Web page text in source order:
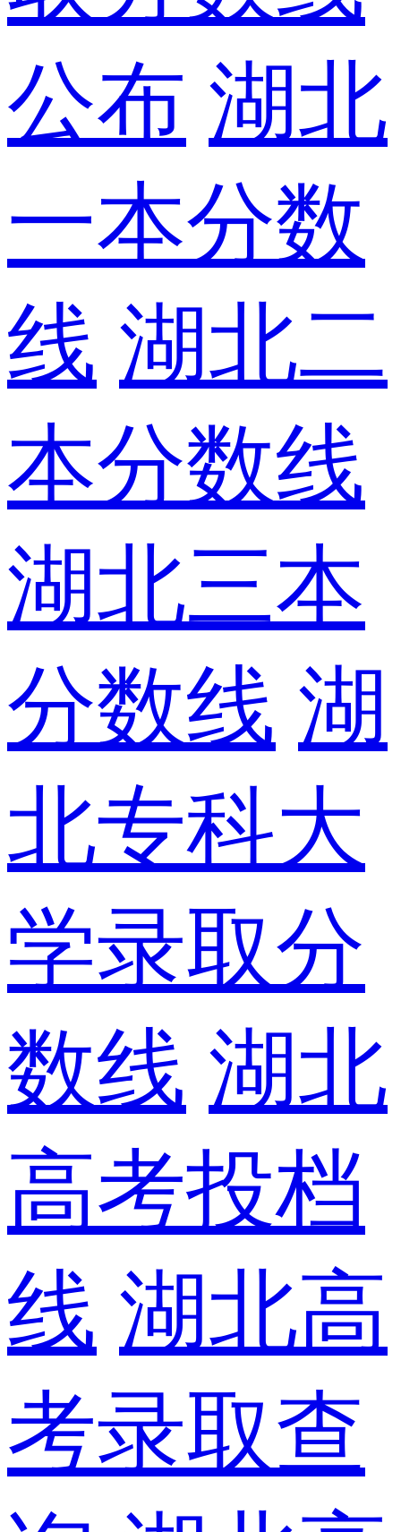
公布 湖北
一本分数
线 湖北二
本分数线
湖北三本
分数线 湖
北专科大
学录取分
数线 湖北
高考投档
线 湖北高
考录取查